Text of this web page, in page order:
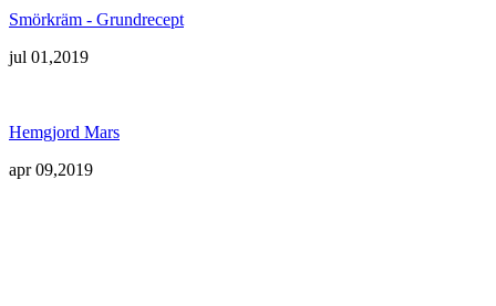
Smörkräm - Grundrecept
jul 01,2019
Hemgjord Mars
apr 09,2019